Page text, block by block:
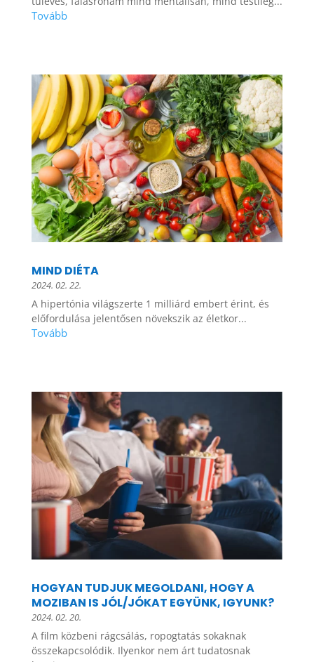
MIND DIÉTA
2024. 02. 22.
A hipertónia világszerte 1 milliárd embert érint, és
előfordulása jelentősen növekszik az életkor...
HOGYAN TUDJUK MEGOLDANI, HOGY A
MOZIBAN IS JÓL/JÓKAT EGYÜNK, IGYUNK?
2024. 02. 20.
A film közbeni rágcsálás, ropogtatás sokaknak
összekapcsolódik. Ilyenkor nem árt tudatosnak